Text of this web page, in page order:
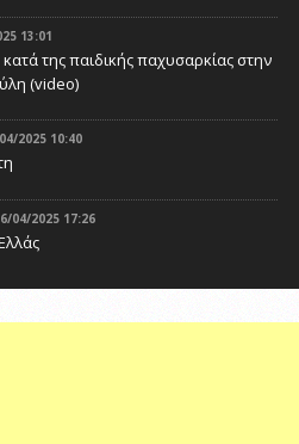
13:01
της παιδικής παχυσαρκίας στην
(video)
2025 10:40
04/2025 17:26